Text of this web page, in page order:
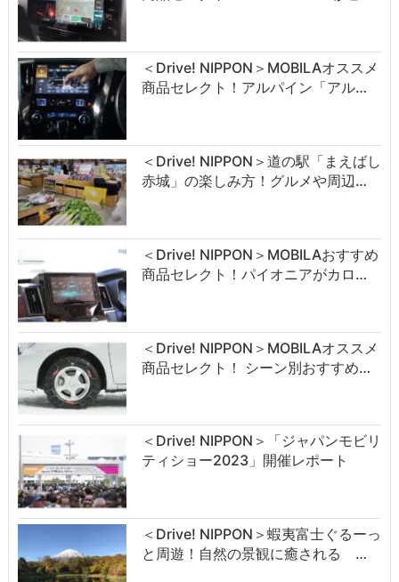
＜Drive! NIPPON＞MOBILAオススメ
商品セレクト！アルパイン「アル…
＜Drive! NIPPON＞道の駅「まえばし
赤城」の楽しみ方！グルメや周辺…
＜Drive! NIPPON＞MOBILAおすすめ
商品セレクト！パイオニアがカロ…
＜Drive! NIPPON＞MOBILAオススメ
商品セレクト！ シーン別おすすめ…
＜Drive! NIPPON＞「ジャパンモビリ
ティショー2023」開催レポート
＜Drive! NIPPON＞蝦夷富士ぐるーっ
と周遊！自然の景観に癒される …